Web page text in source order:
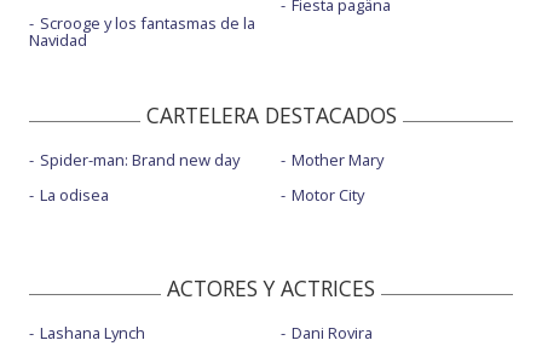
Scrooge y los fantasmas de la
Navidad
Fiesta pagäna
CARTELERA DESTACADOS
Spider-man: Brand new day
La odisea
Mother Mary
Motor City
ACTORES Y ACTRICES
Lashana Lynch
Dani Rovira